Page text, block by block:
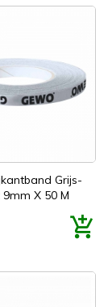
Grijs-
X 50 M